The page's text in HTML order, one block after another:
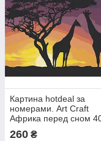
Картина hotdeal за
номерами. Art Craft
Африка перед сном
260 ₴